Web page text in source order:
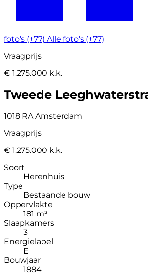
foto's (+77) Alle foto's (+77)
Vraagprijs
€ 1.275.000 k.k.
Tweede
1018 RA Amsterdam
Vraagprijs
€ 1.275.000 k.k.
Soort
Herenhuis
Type
Bestaande bouw
Oppervlakte
181 m²
Slaapkamers
3
Energielabel
E
Bouwjaar
1884